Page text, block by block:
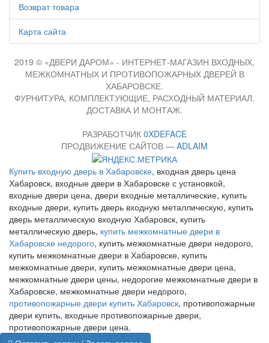
Возврат товара
Карта сайта
2019 © «ДВЕРИ ДАРОМ» - ИНТЕРНЕТ-МАГАЗИН ВХОДНЫХ,
МЕЖКОМНАТНЫХ И ПРОТИВОПОЖАРНЫХ ДВЕРЕЙ В
ХАБАРОВСКЕ.
ФУРНИТУРА, КОМПЛЕКТУЮЩИЕ, РАСХОДНЫЙ МАТЕРИАЛ.
ДОСТАВКА И МОНТАЖ.
РАЗРАБОТЧИК 0XDEFACE
ПРОДВИЖЕНИЕ САЙТОВ — ADLAIM
Купить входную дверь в Хабаровске, входная дверь цена
Хабаровск, входные двери в Хабаровске с установкой,
входные двери цена, двери входные металлические, купить
входные двери, купить дверь входную металлическую, купить
дверь металлическую входную Хабаровск, купить
металлическую дверь, купить межкомнатные двери в
Хабаровске недорого, купить межкомнатные двери недорого,
купить межкомнатные двери в Хабаровске, купить
межкомнатные двери, купить межкомнатные двери цена,
межкомнатные двери цены, недорогие межкомнатные двери в
Хабаровске, межкомнатные двери недорого,
противопожарные двери купить Хабаровск, противопожарные
двери купить, входные противопожарные двери,
противопожарные двери цена.